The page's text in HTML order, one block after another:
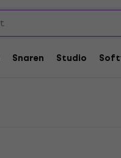
Snaren Studio